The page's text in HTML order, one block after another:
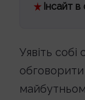
Інсайт в
Уявіть
обговорити